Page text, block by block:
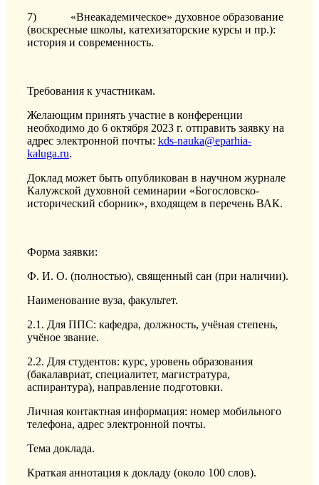
7) «Внеакадемическое» духовное образование
(воскресные школы, катехизаторские курсы и пр.):
история и современность.
Требования к участникам.
Желающим принять участие в конференции
необходимо до 6 октября 2023 г. отправить заявку на
адрес электронной почты: kds-nauka@eparhia-
kaluga.ru.
Доклад может быть опубликован в научном журнале
Калужской духовной семинарии «Богословско-
исторический сборник», входящем в перечень ВАК.
Форма заявки:
Ф. И. О. (полностью), священный сан (при наличии).
Наименование вуза, факультет.
2.1. Для ППС: кафедра, должность, учёная степень,
учёное звание.
2.2. Для студентов: курс, уровень образования
(бакалавриат, специалитет, магистратура,
аспирантура), направление подготовки.
Личная контактная информация: номер мобильного
телефона, адрес электронной почты.
Тема доклада.
Краткая аннотация к докладу (около 100 слов).